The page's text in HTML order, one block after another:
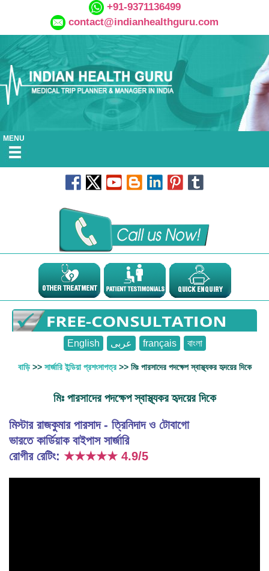
+91-9371136499
contact@indianhealthguru.com
MENU
English عربى français বাংলা
বাড়ি>> সার্জারি ইন্ডিয়া প্রশংসাপত্র >> মিঃ পারসাদের পদক্ষেপ স্বাস্থ্যকর হৃদয়ের দিকে
মিঃ পারসাদের পদক্ষেপ স্বাস্থ্যকর হৃদয়ের দিকে
মিস্টার রাজকুমার পারসাদ - ত্রিনিদাদ ও টোবাগো
ভারতে কার্ডিয়াক বাইপাস সার্জারি
রোগীর রেটিং: ★★★★★ 4.9/5